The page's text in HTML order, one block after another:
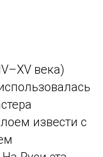
века)
извести с